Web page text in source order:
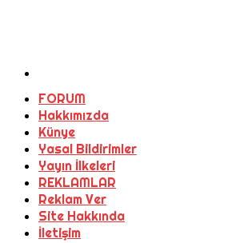
FORUM
Hakkımızda
Künye
Yasal Bildirimler
Yayın İlkeleri
REKLAMLAR
Reklam Ver
Site Hakkında
İletişim